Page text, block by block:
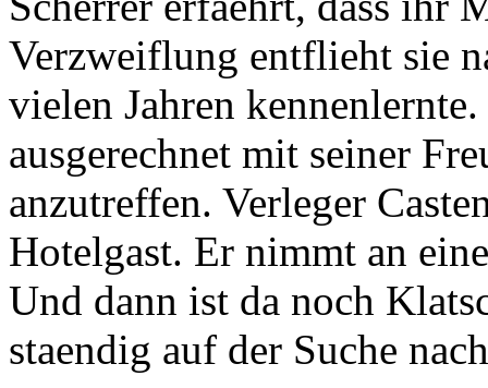
Verzweiflung entflieht sie
vielen Jahren
ausgerechnet mit seiner
anzutreffen. Verleger
Hotelgast. Er nimmt an
Und dann ist da noch
staendig auf der Suche